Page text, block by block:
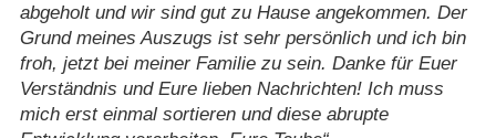
abgeholt und wir sind gut zu Hause angekommen. Der
Grund meines Auszugs ist sehr persönlich und ich bin
froh, jetzt bei meiner Familie zu sein. Danke für Euer
Verständnis und Eure lieben Nachrichten! Ich muss
mich erst einmal sortieren und diese abrupte